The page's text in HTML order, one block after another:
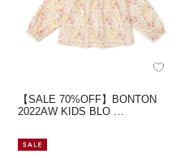
【SALE 70%OFF】BONTON
2022AW KIDS BLO …